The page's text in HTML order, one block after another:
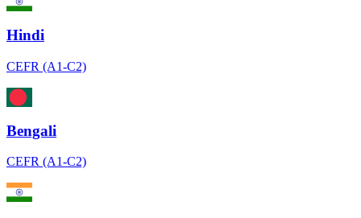
Hindi
CEFR (A1-C2)
Bengali
CEFR (A1-C2)